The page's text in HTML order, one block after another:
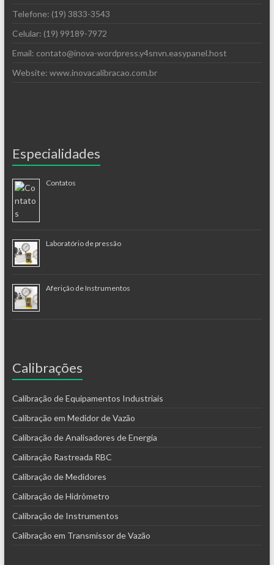
Telefone: (19) 3833-3543
Celular: (19) 99189-7972
Email: contato@inova-wordpress.y4snvn.easypanel.host
Website: www.inovacalibracao.com.br
Especialidades
Contatos
Laboratório de pressão
Aferição de Instrumentos
Calibrações
Calibração de Equipamentos Industriais
Calibração em Medidor de Vazão
Calibração de Analisadores de Energia
Calibração Rastreada RBC
Calibração de Medidores
Calibração de Hidrômetro
Calibração de Instrumentos
Calibração em Transmissor de Vazão